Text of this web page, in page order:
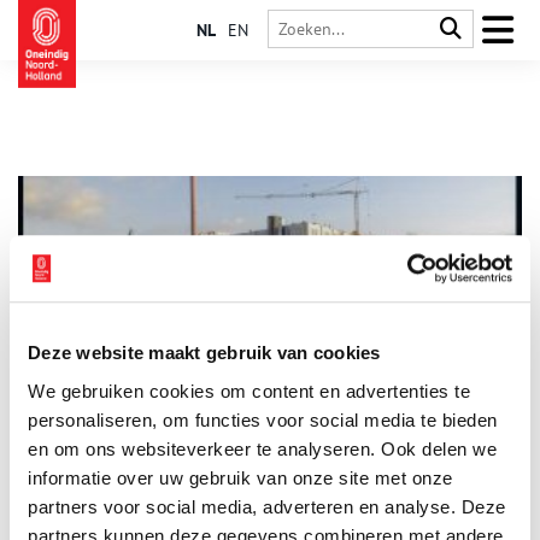
Deze website maakt gebruik van cookies
We gebruiken cookies om content en advertenties te
personaliseren, om functies voor social media te bieden
en om ons websiteverkeer te analyseren. Ook delen we
informatie over uw gebruik van onze site met onze
partners voor social media, adverteren en analyse. Deze
partners kunnen deze gegevens combineren met andere
NL EN
gemeentearchief
De Zaanstreek kent een zeer uitgebreide industriële
geschiedenis en is daarmee één van de meest bekende plekken
waar het Hollandse industriële erfgoed zijn sporen heeft
achter gelaten. Het geheugen van de Zaanstreek is in het
Gemeentearchief Zaanstad te vinden, waar boeken, tekeningen,
verslagen, prenten, kaarten en foto’s over het gebied van